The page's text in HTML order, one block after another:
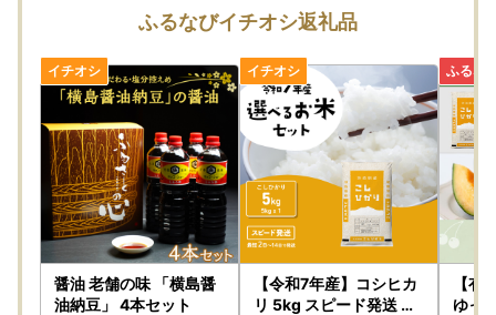
配送手配開始後にご連絡をいただいた場合、窓口での住所変
更はいたしかねますので、お早めにご連絡下さい。
●お受け取り後は、すぐに状態をご確認ください。
万全を期して返礼品をお届けしていますが、万が一、不備等
があった場合は返礼品受け取り時に、写真（画像）を添付の
うえ電子メールにてご連絡ください。
日数が経ったものに関しましては対応いたしかねますので、
ご了承ください。
また、不備等があった返礼品は食べたり、飲んだり、捨てた
りせず、対応が決まるまで保管をお願いします。
保管されてない場合、代替品での対応等が難しい場合がござ
ふるなびイチオシ返礼品
醤油 老舗の味 「横島醤
油納豆」 4本セット
【令和7年産】コシヒカ
リ 5kg スピード発送 精
【有
ゆっ